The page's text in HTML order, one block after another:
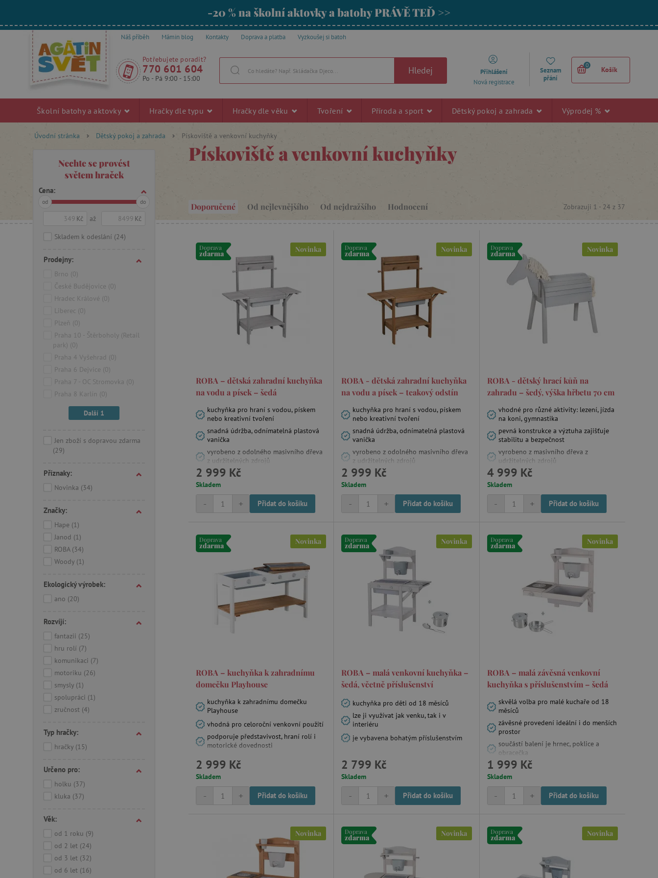
-20 % na školní aktovky a batohy PRÁVĚ TEĎ >>
Náš příběh Mámin blog Kontakty Doprava a platba Vyzkoušej si batoh
Potřebujete poradit?
770 601 604
Po - Pá 9:00 - 15:00
Hledej
Přihlášení
Nová registrace
Seznam
přání
0
Košík
Školní batohy a aktovky Hračky dle typu Hračky dle věku Tvoření Příroda a sport Dětský pokoj a zahrada Výprodej %
Úvodní stránka Dětský pokoj a zahrada Pískoviště a venkovní kuchyňky
Nechte se provést
světem hraček
Cena:
od do
Kč až Kč
Skladem k odeslání (24)
Prodejny:
Brno (0)
České Budějovice (0)
Hradec Králové (0)
Liberec (0)
Plzeň (0)
Praha 10 - Štěrboholy (Retail
park) (0)
Praha 4 Vyšehrad (0)
Praha 6 Dejvice (0)
Praha 7 - OC Stromovka (0)
Praha 8 Karlín (0)
Další 1
Jen zboží s dopravou zdarma
(29)
Příznaky:
Novinka (34)
Značky:
Hape (1)
Janod (1)
ROBA (34)
Woody (1)
Ekologický výrobek:
ano (20)
Rozvíjí:
fantazii (25)
hru rolí (7)
komunikaci (7)
motoriku (26)
smysly (1)
spolupráci (1)
zručnost (4)
Typ hračky:
hračky (15)
Určeno pro:
holku (37)
kluka (37)
Věk:
od 1 roku (9)
od 2 let (24)
od 3 let (32)
od 6 let (16)
Pískoviště a venkovní kuchyňky
Doporučené Od nejlevnějšího Od nejdražšího Hodnocení Zobrazuji 1 - 24 z 37
Doprava
zdarma Novinka
ROBA – dětská zahradní kuchyňka
na vodu a písek – šedá
kuchyňka pro hraní s vodou, pískem
nebo kreativní tvoření
snadná údržba, odnímatelná plastová
vanička
vyrobeno z odolného masivního dřeva
z udržitelných zdrojů
2 999 Kč
Skladem
+
- Přidat do košíku
Doprava
zdarma Novinka
ROBA - dětská zahradní kuchyňka
na vodu a písek – teakový odstín
kuchyňka pro hraní s vodou, pískem
nebo kreativní tvoření
snadná údržba, odnímatelná plastová
vanička
vyrobeno z odolného masivního dřeva
z udržitelných zdrojů
2 999 Kč
Skladem
+
- Přidat do košíku
Doprava
zdarma Novinka
ROBA - dětský hrací kůň na
zahradu – šedý, výška hřbetu 70 cm
vhodné pro různé aktivity: lezení, jízda
na koni, gymnastika
pevná konstrukce a výztuha zajišťuje
stabilitu a bezpečnost
vyrobeno z masivního dřeva z
udržitelných zdrojů
4 999 Kč
Skladem
+
- Přidat do košíku
Doprava
zdarma Novinka
ROBA – kuchyňka k zahradnímu
domečku Playhouse
kuchyňka k zahradnímu domečku
Playhouse
vhodná pro celoroční venkovní použití
podporuje představivost, hraní rolí i
motorické dovednosti
2 999 Kč
Skladem
+
- Přidat do košíku
Doprava
zdarma Novinka
ROBA – malá venkovní kuchyňka –
šedá, včetně příslušenství
kuchyňka pro děti od 18 měsíců
lze ji využívat jak venku, tak i v
interiéru
je vybavena bohatým příslušenstvím
2 799 Kč
Skladem
+
- Přidat do košíku
Doprava
zdarma Novinka
ROBA – malá závěsná venkovní
kuchyňka s příslušenstvím – šedá
skvělá volba pro malé kuchaře od 18
měsíců
závěsné provedení ideální i do menších
prostor
součástí balení je hrnec, poklice a
obracečka
1 999 Kč
Skladem
+
- Přidat do košíku
Novinka Doprava
zdarma Novinka Doprava
zdarma Novinka